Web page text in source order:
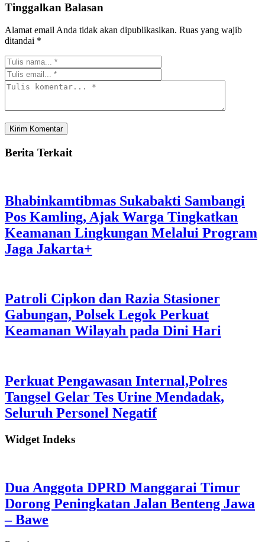
Tinggalkan Balasan
Alamat email Anda tidak akan dipublikasikan. Ruas yang wajib
ditandai *
Berita Terkait
Bhabinkamtibmas Sukabakti Sambangi
Pos Kamling, Ajak Warga Tingkatkan
Keamanan Lingkungan Melalui Program
Jaga Jakarta+
Patroli Cipkon dan Razia Stasioner
Gabungan, Polsek Legok Perkuat
Keamanan Wilayah pada Dini Hari
Perkuat Pengawasan Internal,Polres
Tangsel Gelar Tes Urine Mendadak,
Seluruh Personel Negatif
Widget Indeks
Dua Anggota DPRD Manggarai Timur
Dorong Peningkatan Jalan Benteng Jawa
– Bawe